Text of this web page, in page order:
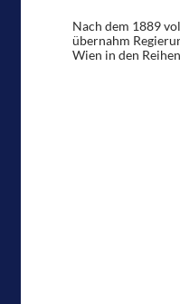
Nach dem 1889
übernahm
Wien in den